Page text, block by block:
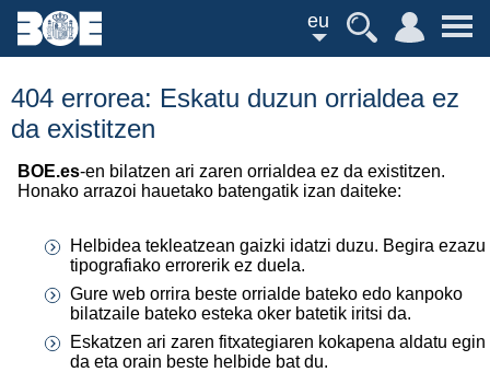
eu
404 errorea: Eskatu duzun orrialdea ez
da existitzen
BOE.es-en bilatzen ari zaren orrialdea ez da existitzen.
Honako arrazoi hauetako batengatik izan daiteke:
Helbidea tekleatzean gaizki idatzi duzu. Begira ezazu
tipografiako errorerik ez duela.
Gure web orrira beste orrialde bateko edo kanpoko
bilatzaile bateko esteka oker batetik iritsi da.
Eskatzen ari zaren fitxategiaren kokapena aldatu egin
da eta orain beste helbide bat du.